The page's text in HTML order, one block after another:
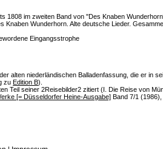
1808 im zweiten Band von "Des Knaben
Knaben Wunderhorn. Alte deutsche Lieder.
Eingangsstrophe
alten niederländischen Balladenfassung, die er in
zu Edition B).
Teil seiner 2Reisebilder2 zitiert (I. Die Reise von
[= Düsseldorfer Heine-Ausgabe] Band 7/1